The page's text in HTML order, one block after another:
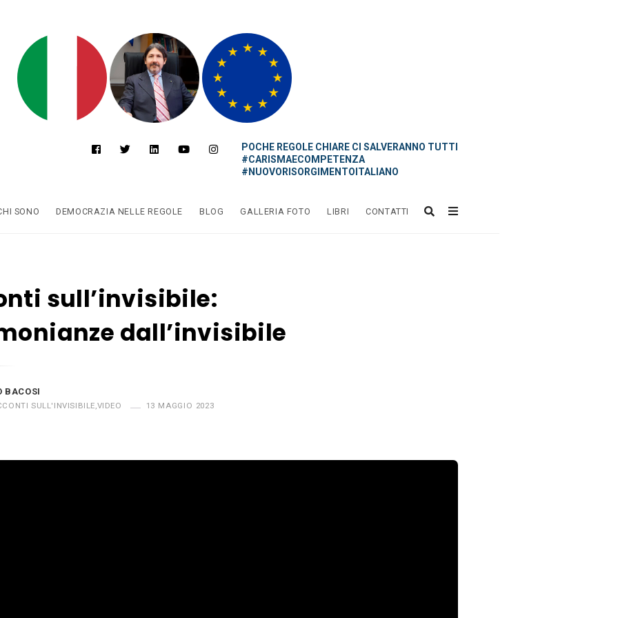
POCHE REGOLE CHIARE CI SALVERANNO TUTTI
#CARISMAECOMPETENZA
#NUOVORISORGIMENTOITALIANO
SONO DEMOCRAZIA NELLE REGOLE BLOG GALLERIA FOTO LIBRI CONTATTI
sull’invisibile:
dall’invisibile
BACOSI
SULL'INVISIBILE,VIDEO 13 MAGGIO 2023